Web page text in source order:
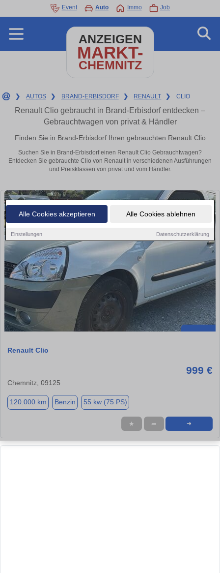
Alle Cookies akzeptieren Alle Cookies ablehnen
Einstellungen Datenschutzerklärung
Event Auto Immo Job
ANZEIGEN
MARKT-
CHEMNITZ
❯ AUTOS ❯ BRAND-ERBISDORF ❯ RENAULT ❯ CLIO
Renault Clio gebraucht in Brand-Erbisdorf entdecken –
Gebrauchtwagen von privat & Händler
Finden Sie in Brand-Erbisdorf Ihren gebrauchten Renault Clio
Suchen Sie in Brand-Erbisdorf einen Renault Clio Gebrauchtwagen?
Entdecken Sie gebrauchte Clio von Renault in verschiedenen Ausführungen
und Preisklassen von privat und vom Händler.
Renault Clio
999 €
Chemnitz, 09125
120.000 km Benzin 55 kw (75 PS)
★ ➦ ➜